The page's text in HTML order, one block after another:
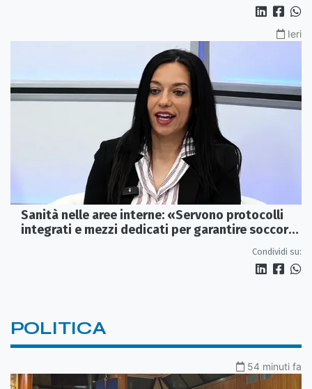
Ieri
Sanità nelle aree interne: «Servono protocolli
integrati e mezzi dedicati per garantire soccorsi
Condividi su:
POLITICA
54 minuti fa